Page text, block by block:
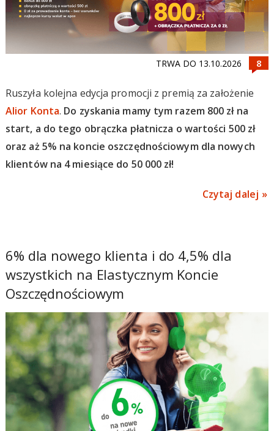
TRWA DO 13.10.2026
Ruszyła kolejna edycja promocji z premią za założenie
Alior Konta. Do zyskania mamy tym razem 800 zł na
start, a do tego obrączka płatnicza o wartości 500 zł
oraz aż 5% na koncie oszczędnościowym dla nowych
klientów na 4 miesiące do 50 000 zł!
Czytaj dalej
6% dla nowego klienta i do 4,5% dla
wszystkich na Elastycznym Koncie
Oszczędnościowym